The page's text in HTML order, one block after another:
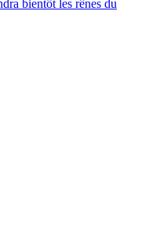
bientôt les rênes du